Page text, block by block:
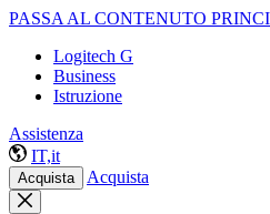
PASSA AL CONTENUTO
Logitech G
Business
Istruzione
Assistenza
IT,it
Acquista Acquista